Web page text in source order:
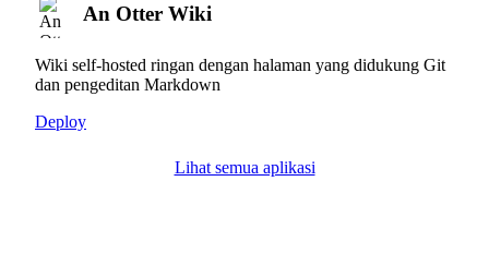
An Otter Wiki
Wiki self-hosted ringan dengan halaman yang didukung Git
dan pengeditan Markdown
Deploy
Lihat semua aplikasi